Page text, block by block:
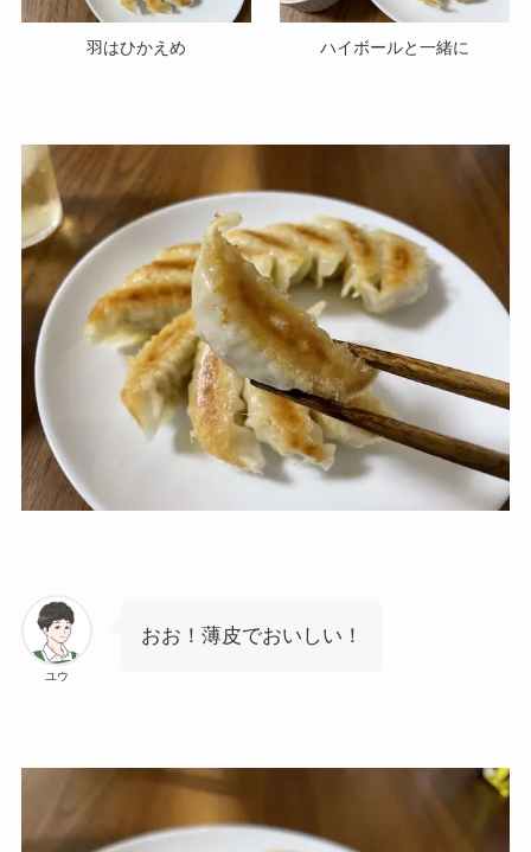
羽はひかえめ ハイボールと一緒に
ユウ
おお！薄皮でおいしい！